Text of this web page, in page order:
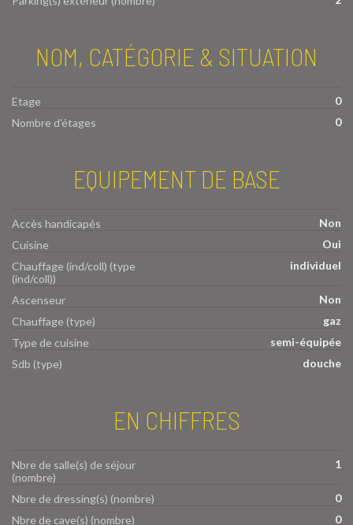
NOM, CATÉGORIE & SITUATION
Etage
0
Nombre d'étages
0
EQUIPEMENT DE BASE
Accès handicapés
Non
Cuisine
Oui
Chauffage (ind/coll) (type
(ind/coll))
individuel
Ascenseur
Non
Chauffage (type)
gaz
Type de cuisine
semi-équipée
Sdb (type)
douche
EN CHIFFRES
Nbre de salle(s) de séjour
(nombre)
1
Nbre de dressing(s) (nombre)
0
Nbre de cave(s) (nombre)
0